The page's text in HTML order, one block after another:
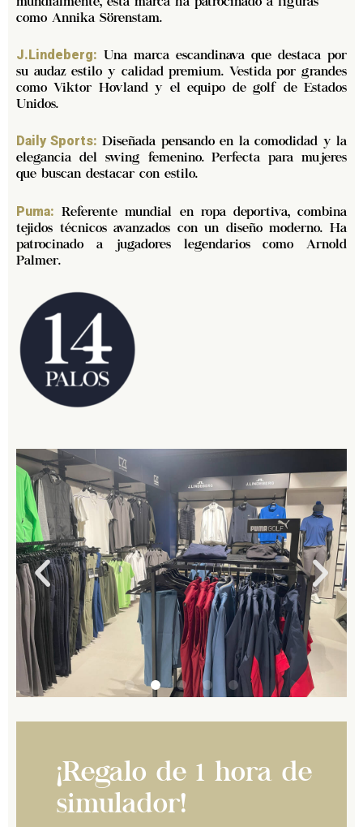
como Annika Sörenstam.
J.Lindeberg: Una marca escandinava que destaca por
su audaz estilo y calidad premium. Vestida por grandes
como Viktor Hovland y el equipo de golf de Estados
Unidos.
Daily Sports: Diseñada pensando en la comodidad y la
elegancia del swing femenino. Perfecta para mujeres
que buscan destacar con estilo.
Puma: Referente mundial en ropa deportiva, combina
tejidos técnicos avanzados con un diseño moderno. Ha
patrocinado a jugadores legendarios como Arnold
Palmer.
¡Regalo de 1 hora de
simulador!